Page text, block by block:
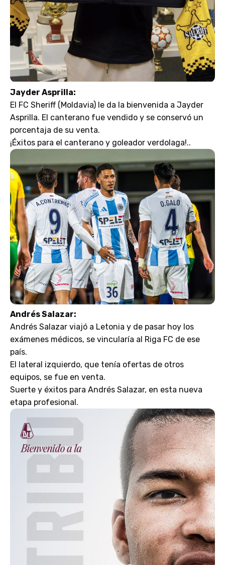
Jayder Asprilla:
El FC Sheriff (Moldavia) le da la bienvenida a Jayder
Asprilla. El canterano fue vendido y se conservó un
porcentaja de su venta.
¡Éxitos para el canterano y goleador verdolaga!..
Andrés Salazar:
Andrés Salazar viajó a Letonia y de pasar hoy los
exámenes médicos, se vincularía al Riga FC de ese
país.
El lateral izquierdo, que tenía ofertas de otros
equipos, se fue en venta.
Suerte y éxitos para Andrés Salazar, en esta nueva
etapa profesional.